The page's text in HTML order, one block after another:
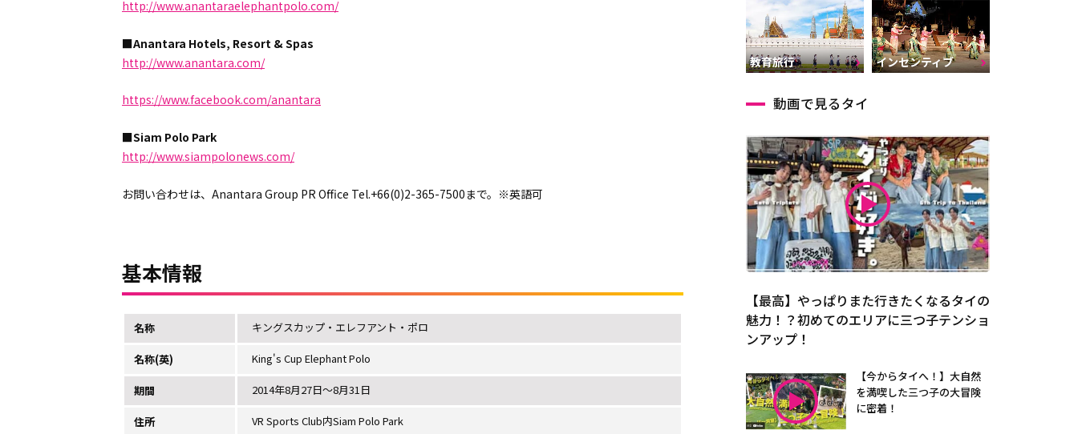
http://www.anantaraelephantpolo.com/
■Anantara Hotels, Resort & Spas
http://www.anantara.com/
https://www.facebook.com/anantara
■Siam Polo Park
http://www.siampolonews.com/
お問い合わせは、Anantara Group PR Office Tel.+66(0)2-365-7500まで。※英語可
基本情報
名称 キングスカップ・エレフアント・ポロ
名称(英) King's Cup Elephant Polo
期間 2014年8月27日～8月31日
住所 VR Sports Club内Siam Polo Park
教育旅行 インセンティブ
動画で見るタイ
【最高】やっぱりまた行きたくなるタイの
魅力！？初めてのエリアに三つ子テンショ
ンアップ！
【今からタイへ！】大自然
を満喫した三つ子の大冒険
に密着！